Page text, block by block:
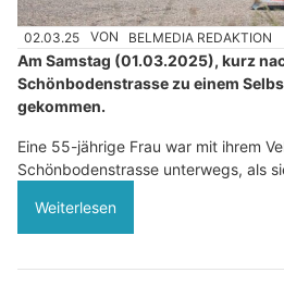
02.03.25 VON BELMEDIA REDAKTION
Am Samstag (01.03.2025), kurz
Schönbodenstrasse zu einem
gekommen.
Eine 55-jährige Frau war mit ihrem
Schönbodenstrasse unterwegs, als
Weiterlesen